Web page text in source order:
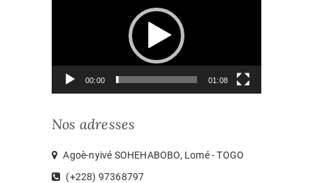
00:00 01:08
Nos adresses
Agoè-nyivé SOHEHABOBO, Lomé - TOGO
(+228) 97368797